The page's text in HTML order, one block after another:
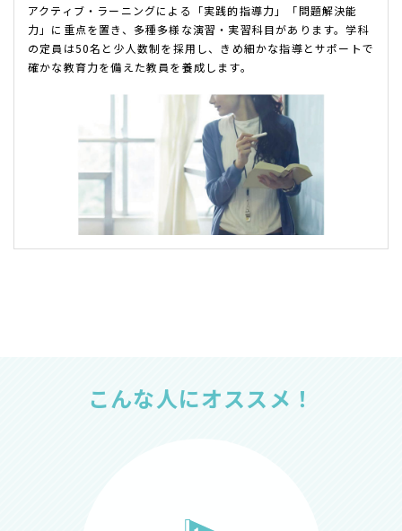
アクティブ・ラーニングによる「実践的指導力」「問題解決能
力」に重点を置き、多種多様な演習・実習科目があります。学科
の定員は50名と少人数制を採用し、きめ細かな指導とサポートで
確かな教育力を備えた教員を養成します。
こんな人にオススメ！